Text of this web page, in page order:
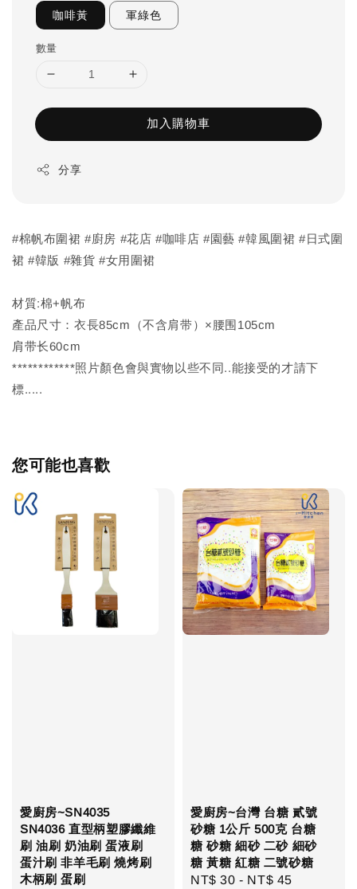
咖啡黃 軍綠色
數量
加入購物車
分享
#棉帆布圍裙 #廚房 #花店 #咖啡店 #園藝 #韓風圍裙 #日式圍
裙 #韓版 #雜貨 #女用圍裙
材質:棉+帆布
產品尺寸：衣長85cm（不含肩带）×腰围105cm
肩带长60cm
************照片顏色會與實物以些不同..能接受的才請下
標.....
您可能也喜歡
愛廚房~SN4035
SN4036 直型柄塑膠纖維
刷 油刷 奶油刷 蛋液刷
蛋汁刷 非羊毛刷 燒烤刷
木柄刷 蛋刷
愛廚房~台灣 台糖 貳號
砂糖 1公斤 500克 台糖
糖 砂糖 細砂 二砂 細砂
糖 黃糖 紅糖 二號砂糖
Regular
NT$ 30 - NT$ 45